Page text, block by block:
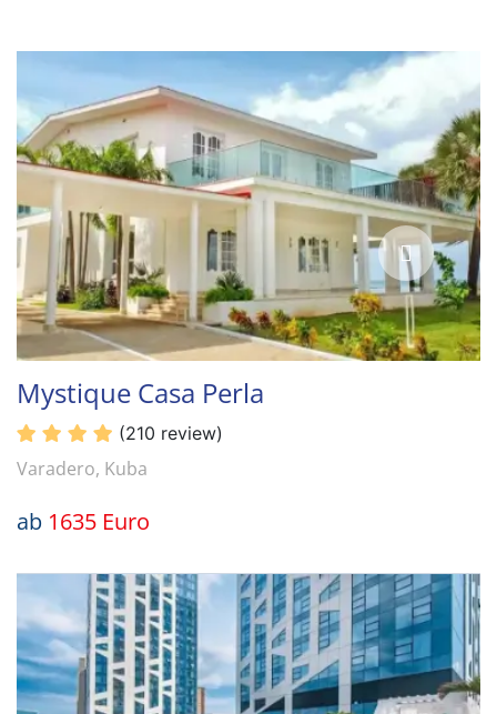
Mystique Casa Perla
(210 review)
Varadero, Kuba
ab 1635 Euro